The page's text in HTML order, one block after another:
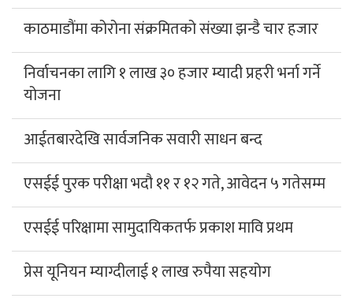
काठमाडौंमा कोरोना संक्रमितको संख्या झन्डै चार हजार
निर्वाचनका लागि १ लाख ३० हजार म्यादी प्रहरी भर्ना गर्ने
योजना
आईतबारदेखि सार्वजनिक सवारी साधन बन्द
एसईई पुरक परीक्षा भदौ ११ र १२ गते, आवेदन ५ गतेसम्म
एसईई परिक्षामा सामुदायिकतर्फ प्रकाश मावि प्रथम
प्रेस यूनियन म्याग्दीलाई १ लाख रुपैया सहयोग